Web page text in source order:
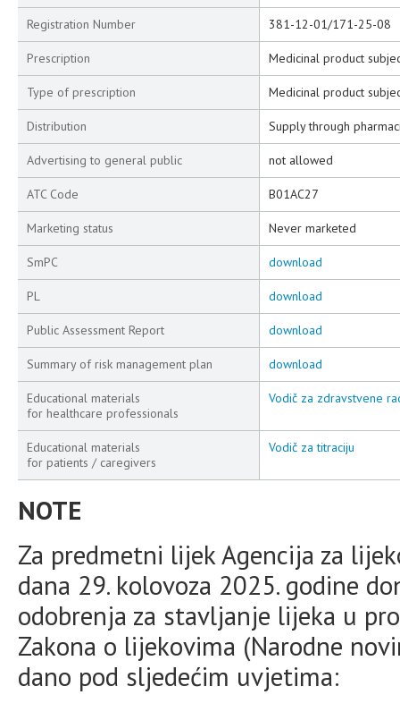
Registration Number 381-12-01/171-25-08
Prescription Medicinal product
Type of prescription Medicinal product
Distribution Supply through
Advertising to general public not allowed
ATC Code B01AC27
Marketing status Never marketed
SmPC download
PL download
Public Assessment Report download
Summary of risk management plan download
Educational materials
for healthcare professionals
Vodič za zdravstvene
Educational materials
for patients / caregivers
Vodič za titraciju
NOTE
Za predmetni lijek Agencija za
dana 29. kolovoza 2025. godine
odobrenja za stavljanje lijeka u
Zakona o lijekovima (Narodne
dano pod sljedećim uvjetima: